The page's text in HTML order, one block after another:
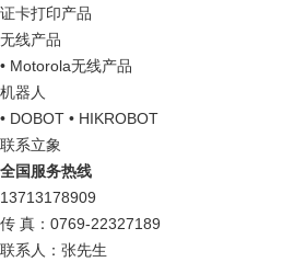
证卡打印产品
无线产品
• Motorola无线产品
机器人
• DOBOT • HIKROBOT
联系立象
全国服务热线
13713178909
传 真：0769-22327189
联系人：张先生